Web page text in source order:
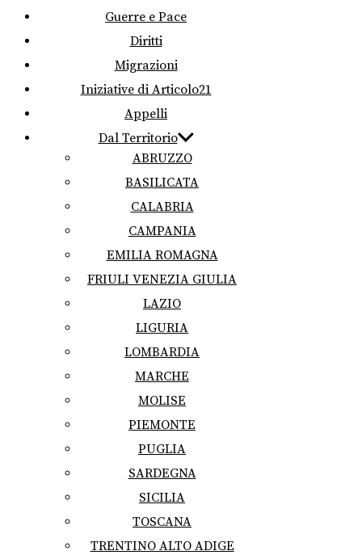
Guerre e Pace
Diritti
Migrazioni
Iniziative di Articolo21
Appelli
Dal Territorio
ABRUZZO
BASILICATA
CALABRIA
CAMPANIA
EMILIA ROMAGNA
FRIULI VENEZIA GIULIA
LAZIO
LIGURIA
LOMBARDIA
MARCHE
MOLISE
PIEMONTE
PUGLIA
SARDEGNA
SICILIA
TOSCANA
TRENTINO ALTO ADIGE